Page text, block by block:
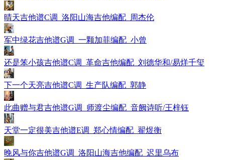
晴天吉他谱C调_洛阳山海吉他编配_周杰伦
军中绿花吉他谱G调_一颗加菲编配_小曾
还是笨小孩吉他谱C调_革命吉他编配_刘德华和/易烊千玺
下一个天亮吉他谱C调_生产队编配_郭静
此曲赠与君吉他谱G调_师渡尘编配_音阙诗听/王梓钰
天堂一定很美吉他谱E调_郑心情编配_翟煜衡
晚风与你吉他谱G调_洛阳山海吉他编配_迟里乌布